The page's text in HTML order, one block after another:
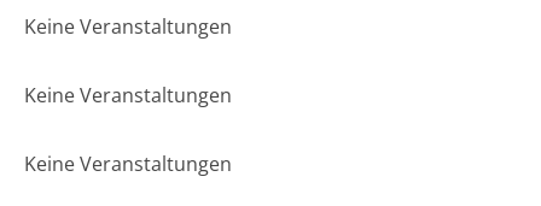
Keine Veranstaltungen
Keine Veranstaltungen
Keine Veranstaltungen